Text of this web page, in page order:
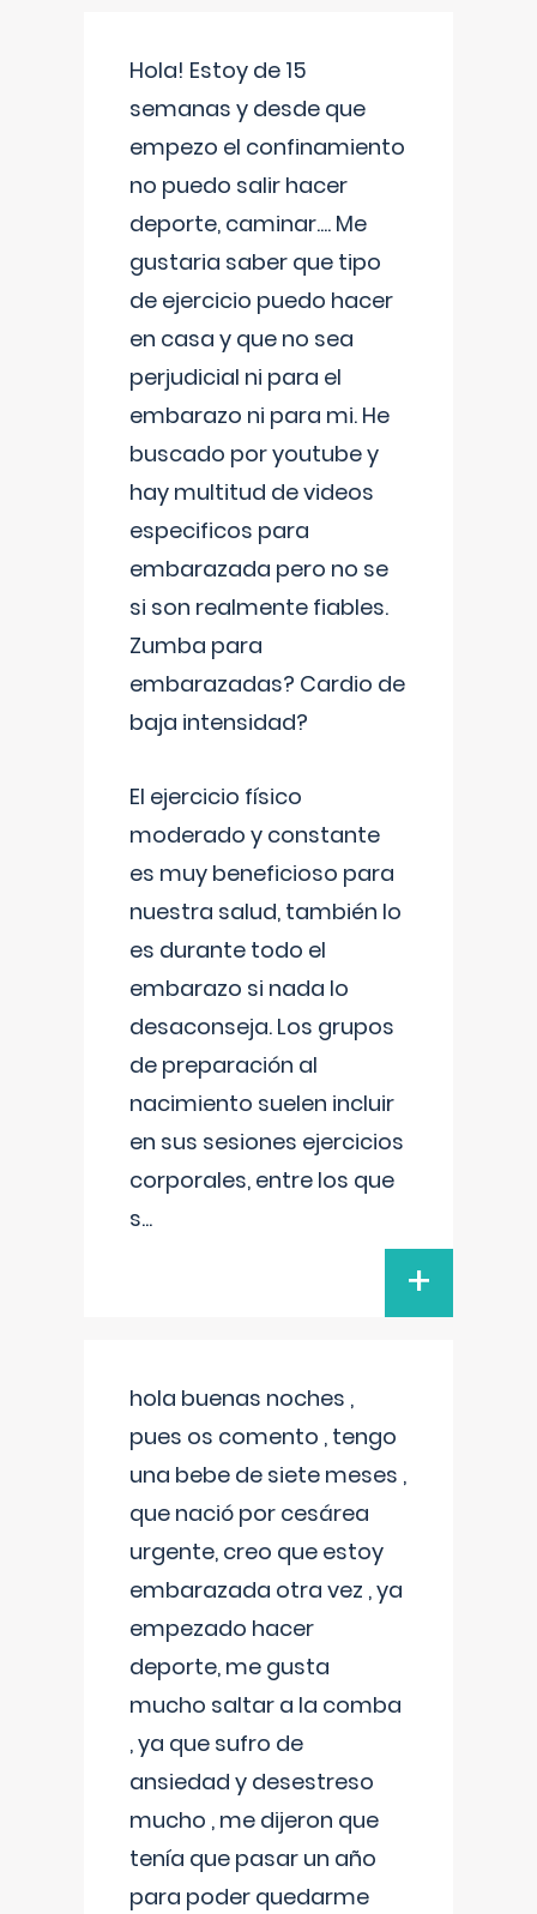
Hola! Estoy de 15
semanas y desde que
empezo el confinamiento
no puedo salir hacer
deporte, caminar.... Me
gustaria saber que tipo
de ejercicio puedo hacer
en casa y que no sea
perjudicial ni para el
embarazo ni para mi. He
buscado por youtube y
hay multitud de videos
especificos para
embarazada pero no se
si son realmente fiables.
Zumba para
embarazadas? Cardio de
baja intensidad?
El ejercicio físico
moderado y constante
es muy beneficioso para
nuestra salud, también lo
es durante todo el
embarazo si nada lo
desaconseja. Los grupos
de preparación al
nacimiento suelen incluir
en sus sesiones ejercicios
corporales, entre los que
s...
+
hola buenas noches ,
pues os comento , tengo
una bebe de siete meses ,
que nació por cesárea
urgente, creo que estoy
embarazada otra vez , ya
empezado hacer
deporte, me gusta
mucho saltar a la comba
, ya que sufro de
ansiedad y desestreso
mucho , me dijeron que
tenía que pasar un año
para poder quedarme